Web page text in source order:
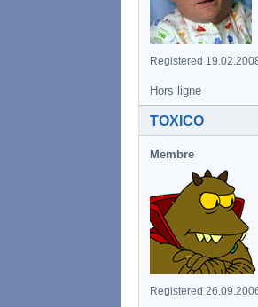
Registered
Hors ligne
TOXICO
Membre
Registered